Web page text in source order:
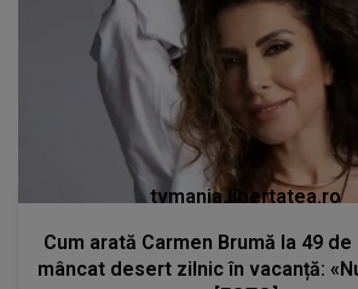
tvmania.libertatea.ro
Cum arată Carmen Brumă la 49 de
mâncat desert zilnic în vacanță: